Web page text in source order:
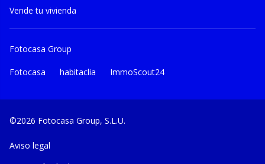
Vende tu vivienda
Fotocasa Group
Fotocasa habitaclia ImmoScout24
©2026 Fotocasa Group, S.L.U.
Aviso legal